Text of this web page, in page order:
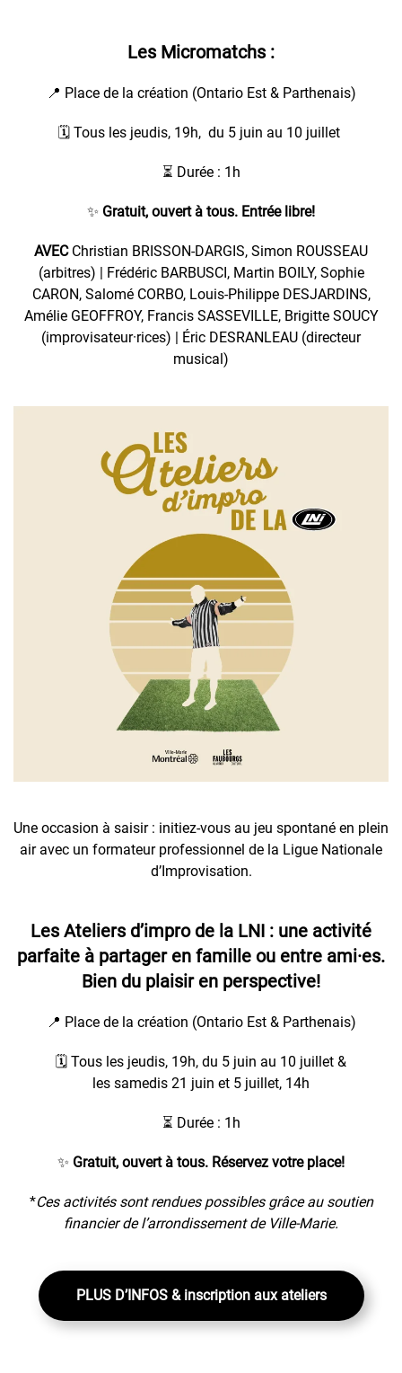
Les Micromatchs:
📍 Place de la création (Ontario Est & Parthenais)
🗓️ Tous les jeudis, 19h, du 5 juin au 10 juillet
⏳ Durée : 1h
✨ Gratuit, ouvert à tous. Entrée libre!
AVEC Christian BRISSON-DARGIS, Simon ROUSSEAU
(arbitres) | Frédéric BARBUSCI, Martin BOILY, Sophie
CARON, Salomé CORBO, Louis-Philippe DESJARDINS,
Amélie GEOFFROY, Francis SASSEVILLE, Brigitte SOUCY
(improvisateur·rices) | Éric DESRANLEAU (directeur
musical)
Une occasion à saisir : initiez-vous au jeu spontané en plein
air avec un formateur professionnel de la Ligue Nationale
d’Improvisation.
Les Ateliers d’impro de la LNI : une activité
parfaite à partager en famille ou entre ami·es.
Bien du plaisir en perspective!
📍 Place de la création (Ontario Est & Parthenais)
🗓️ Tous les jeudis, 19h, du 5 juin au 10 juillet &
les samedis 21 juin et 5 juillet, 14h
⏳ Durée : 1h
✨ Gratuit, ouvert à tous. Réservez votre place!
*Ces activités sont rendues possibles grâce au soutien
financier de l’arrondissement de Ville-Marie.
PLUS D’INFOS & inscription aux ateliers